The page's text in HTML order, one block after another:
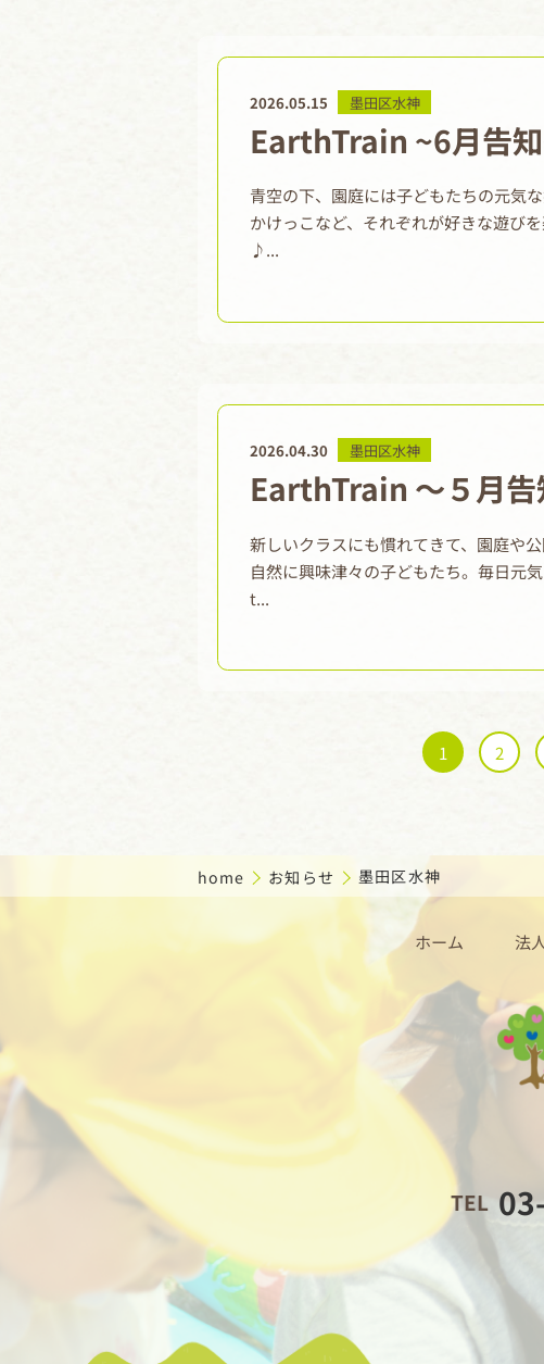
2026.05.15 墨田区水神
EarthTrain ~6月告
青空の下、園庭には子どもたちの元気
かけっこなど、それぞれが好きな遊び
♪...
2026.04.30 墨田区水神
EarthTrain ～５月告
新しいクラスにも慣れてきて、園庭や
自然に興味津々の子どもたち。毎日元
t...
1 2
home お知らせ 墨田区水神
ホーム 法
TEL